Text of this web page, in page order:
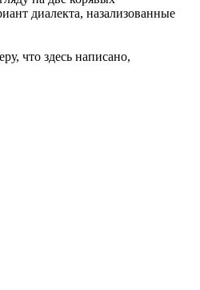
диалекта, назализованные
что здесь написано,